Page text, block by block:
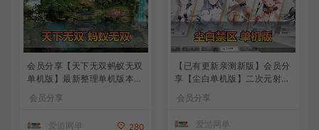
会员分享【天下无双蚂蚁无双
单机版】最新整理单机版本
带GM命令后台 武侠怀旧网游
免虚拟机一键端 配套视频教
会员分享
爱游网单 280
【已有更新亲测新版】会员分
享【尘白单机版】二次元射击
类网游单机版一键端
会员分享
爱游网单